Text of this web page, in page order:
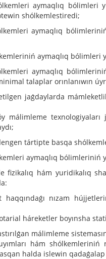
aymaqlıq
shólkemlestiredi;
aymaqlıq
aymaqlıq
aymaqlıq
talaplar orınlanıwın
jaǵdaylarda
málimleme
tártipte basqa
aymaqlıq bólimleriniń
fizikalıq hám yuridikalıq
nızam
háreketler boyınsha
málimleme
hám
halda islewin qadaǵalap